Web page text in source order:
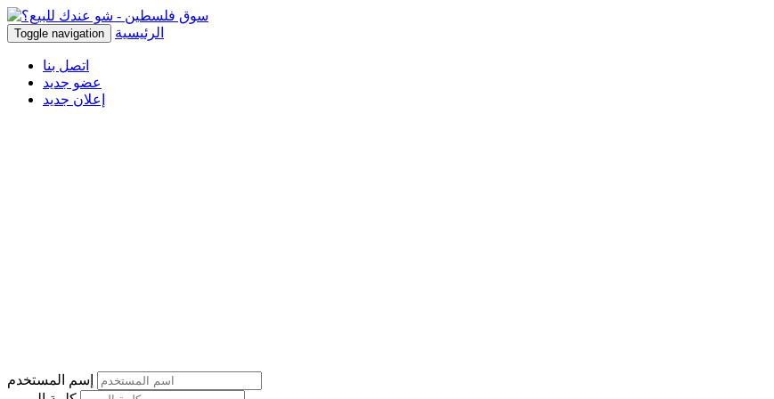
Toggle navigation الرئيسية
اتصل بنا
عضو جديد
إعلان جديد
إسم المستخدم